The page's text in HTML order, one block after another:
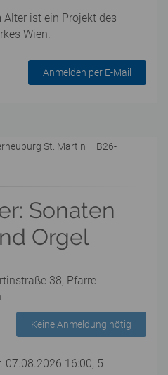
ist ein Projekt des
Wien.
Anmelden per E-Mail
St. Martin | B26-
Sonaten
Orgel
38, Pfarre
Keine Anmeldung nötig
07.08.2026 16:00, 5